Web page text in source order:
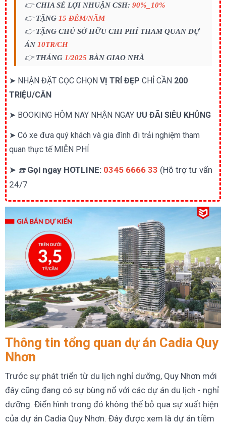
👉CHIA SẺ LỢI NHUẬN CSH: 90%_10%
👉TẶNG 15 ĐÊM/NĂM
👉TẶNG CHỦ SỞ HỮU CHI PHÍ THAM QUAN DỰ
ÁN 10TR/CH
👉 THÁNG 1/2025 BÀN GIAO NHÀ
➤ NHẬN ĐẶT CỌC CHỌN VỊ TRÍ ĐẸP CHỈ CẦN 200
TRIỆU/CĂN
➤ BOOKING HÔM NAY NHẬN NGAY ƯU ĐÃI SIÊU KHỦNG
➤ Có xe đưa quý khách và gia đình đi trải nghiệm tham
quan thực tế MIỄN PHÍ
➤ ☎️ Gọi ngay HOTLINE: 0345 6666 33 (Hỗ trợ tư vấn
24/7
Thông tin tổng quan dự án Cadia Quy
Nhơn
Trước sự phát triển từ du lịch nghỉ dưỡng, Quy Nhơn mới
đây cũng đang có sự bùng nổ với các dự án du lịch - nghỉ
dưỡng. Điển hình trong đó không thể bỏ qua sự xuất hiện
của dự án Cadia Quy Nhơn. Đây được xem là dự án tiềm